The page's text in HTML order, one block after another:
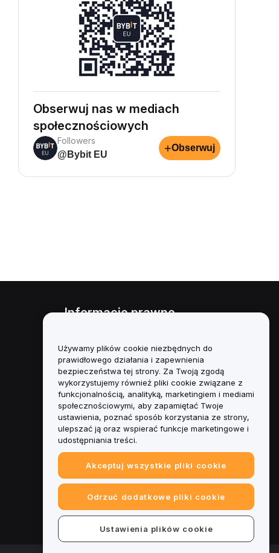
Obserwuj nas w mediach
społecznościowych
Followers
@Bybit EU
+Obserwuj
Informacje prawne
interesów
Podsumowanie polityki
powiernictwa i zarządzania
Informacje ESG
Biuletyny informacyjne
kryptoaktywów
Używamy plików cookie niezbędnych do
prawidłowego działania i zapewnienia
bezpieczeństwa tej strony. Za Twoją zgodą
wykorzystujemy również pliki cookie związane z
funkcjonalnością, analityką, marketingiem i mediami
społecznościowymi, aby zapamiętać Twoje
ustawienia, poznać sposób korzystania ze strony,
ulepszać ją oraz wspierać funkcje marketingowe i
udostępniania treści.
Akceptuj wszystkie pliki cookie
Odrzuć dodatkowe pliki cookie
Ustawienia plików cookie